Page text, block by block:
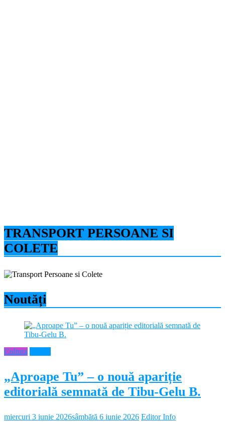
TRANSPORT PERSOANE SI
COLETE
Noutăți
Cultura
„Aproape Tu” – o nouă apariție
editorială semnată de Tibu-Gelu B.
miercuri 3 iunie 2026sâmbătă 6 iunie 2026 Editor Info